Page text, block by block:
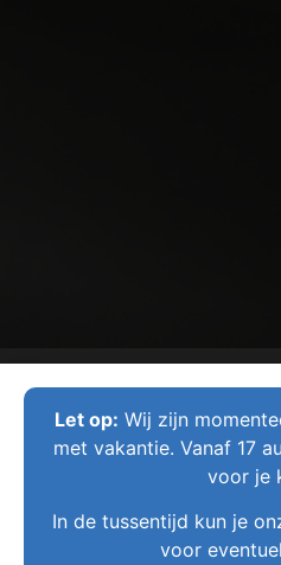
Eén van de grootste in
Kwaliteit en
Let op: Wij zijn
met vakantie. Vanaf 17
voor je
In de tussentijd kun je
voor